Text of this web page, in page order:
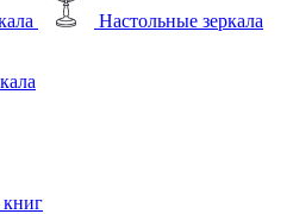
Настольные зеркала
книг